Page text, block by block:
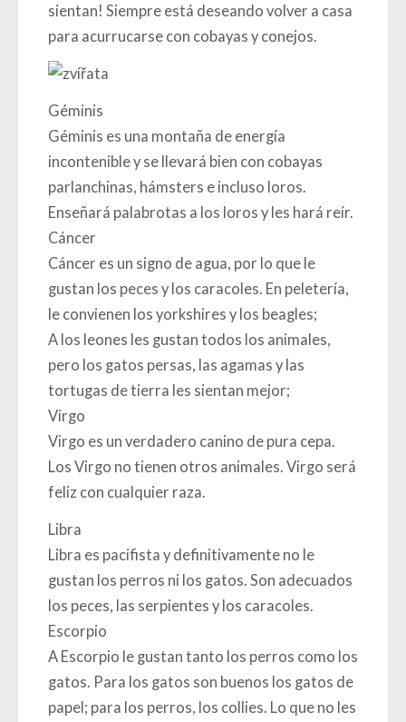
sientan! Siempre está deseando volver a casa
para acurrucarse con cobayas y conejos.
Géminis
Géminis es una montaña de energía
incontenible y se llevará bien con cobayas
parlanchinas, hámsters e incluso loros.
Enseñará palabrotas a los loros y les hará reír.
Cáncer
Cáncer es un signo de agua, por lo que le
gustan los peces y los caracoles. En peletería,
le convienen los yorkshires y los beagles;
A los leones les gustan todos los animales,
pero los gatos persas, las agamas y las
tortugas de tierra les sientan mejor;
Virgo
Virgo es un verdadero canino de pura cepa.
Los Virgo no tienen otros animales. Virgo será
feliz con cualquier raza.
Libra
Libra es pacifista y definitivamente no le
gustan los perros ni los gatos. Son adecuados
los peces, las serpientes y los caracoles.
Escorpio
A Escorpio le gustan tanto los perros como los
gatos. Para los gatos son buenos los gatos de
papel; para los perros, los collies. Lo que no les